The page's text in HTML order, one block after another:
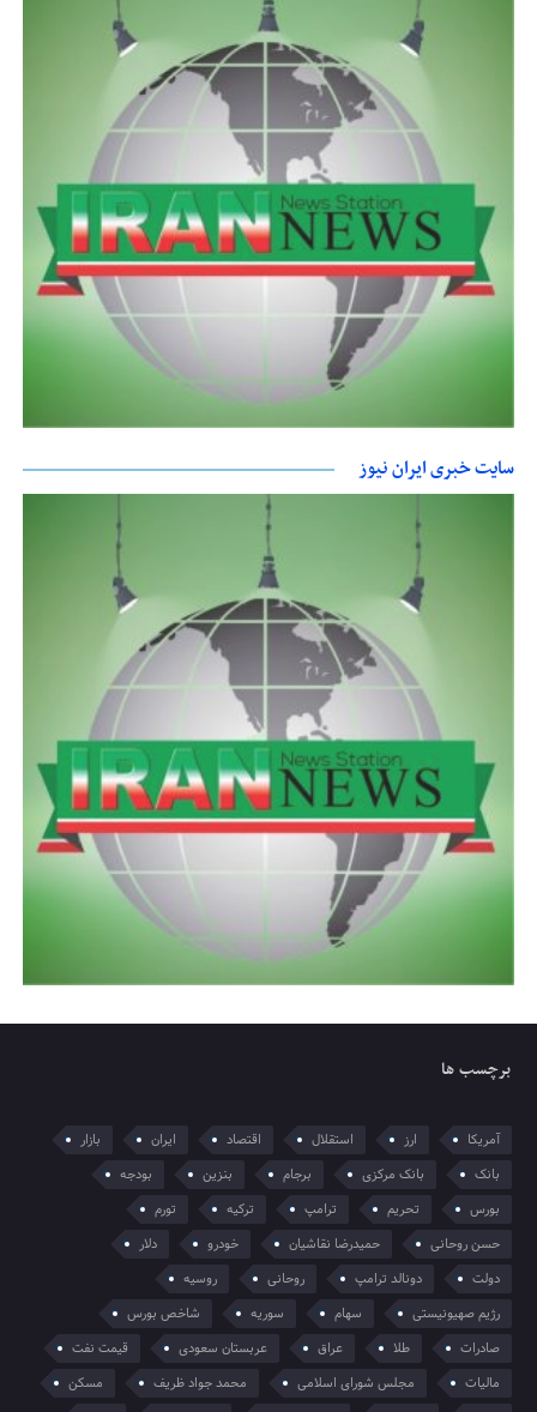
سایت خبری ایران نیوز
برچسب ها
آمریکا ارز استقلال اقتصاد ایران
بازار
بانک
بانک مرکزی برجام بنزین
بودجه
بورس
تحریم ترامپ ترکیه
تورم
حسن روحانی
حمیدرضا نقاشیان خودرو
دلار
دولت
دونالد ترامپ روحانی
روسیه
رژیم صهیونیستی
سهام سوریه
شاخص بورس
صادرات
طلا عراق عربستان سعودی
قیمت نفت
مالیات
مجلس شورای اسلامی محمد جواد ظریف
مسکن